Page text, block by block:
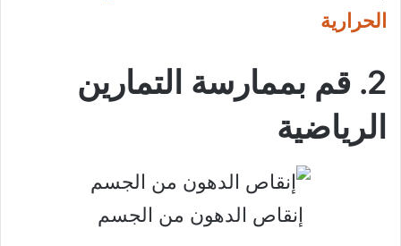
الحرارية
2. قم بممارسة التمارين
الرياضية
إنقاص الدهون من الجسم